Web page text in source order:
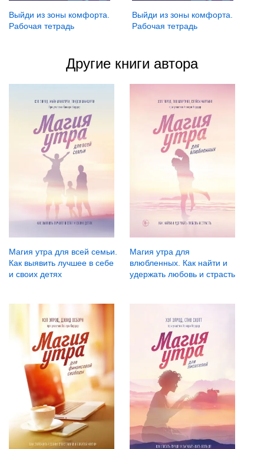
Выйди из зоны комфорта.
Рабочая тетрадь
Выйди из зоны комфорта.
Рабочая тетрадь
Другие книги автора
Магия утра для всей семьи.
Как выявить лучшее в себе
и своих детях
Магия утра для
влюбленных. Как найти и
удержать любовь и страсть